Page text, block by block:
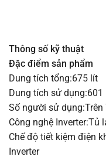
Thông số kỹ thuật
Đặc điểm sản phẩm
Dung tích tổng:675 lít
Dung tích sử dụng:601
Số người sử dụng:Trên
Công nghệ Inverter:Tủ
Chế độ tiết kiệm điện
Inverter